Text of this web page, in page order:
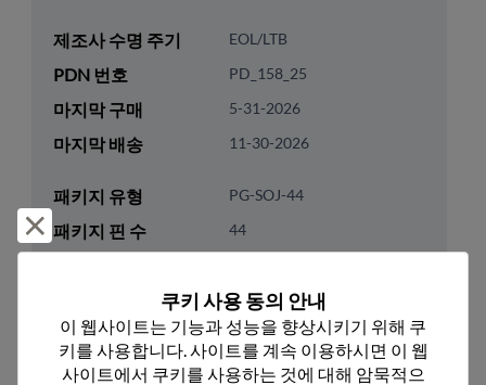
제조사 수명 주기 EOL/LTB
PDN 번호 PD_158_25
마지막 구매 5-31-2026
마지막 배송 11-30-2026
패키지 유형 PG-SOJ-44
패키지 핀 수 44
Yes
패키지 유형 Tube
패키지 수량 510
거부 및 닫기
쿠키 사용 동의 안내
이 웹사이트는 기능과 성능을 향상시키기 위해 쿠
키를 사용합니다. 사이트를 계속 이용하시면 이 웹
사이트에서 쿠키를 사용하는 것에 대해 암묵적으